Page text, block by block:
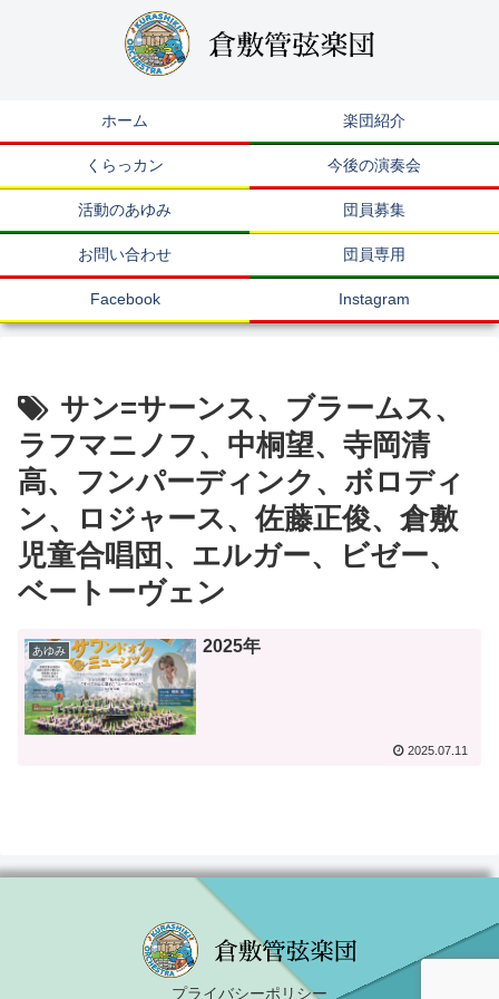
ホーム 楽団紹介
くらっカン 今後の演奏会
活動のあゆみ 団員募集
お問い合わせ 団員専用
Facebook Instagram
サン=サーンス、ブラームス、
ラフマニノフ、中桐望、寺岡清
高、フンパーディンク、ボロディ
ン、ロジャース、佐藤正俊、倉敷
児童合唱団、エルガー、ビゼー、
ベートーヴェン
あゆみ 2025年
2025.07.11
プライバシーポリシー